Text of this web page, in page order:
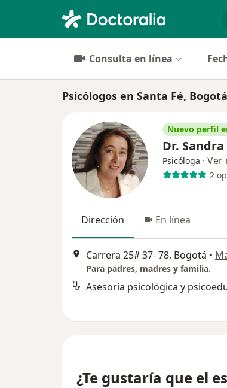
Consulta en línea
Psicólogos en Santa Fé, Bogotá
Nuevo perfil
Dr.
Psicóloga · Ver
2
Dirección En línea
Carrera 25# 37- 78, Bogotá •
Para padres, madres y familia.
Asesoría psicológica y
¿Te gustaría que el